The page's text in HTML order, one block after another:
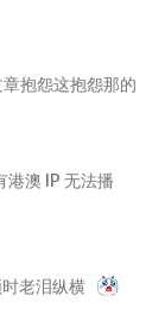
抱怨这抱怨那的
港澳 IP 无法播
老泪纵横